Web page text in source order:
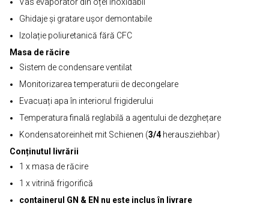
Ghidaje și gratare ușor demontabile
Izolație poliuretanică fără CFC
Masa de răcire
Sistem de condensare ventilat
Monitorizarea temperaturii de decongelare
Evacuați apa în interiorul frigiderului
Temperatura finală reglabilă a agentului de dezghețare
Kondensatoreinheit mit Schienen (3/4herausziehbar)
Conținutul livrării
1 x masa de răcire
1 x vitrină frigorifică
containerul GN & EN nu este inclus în livrare